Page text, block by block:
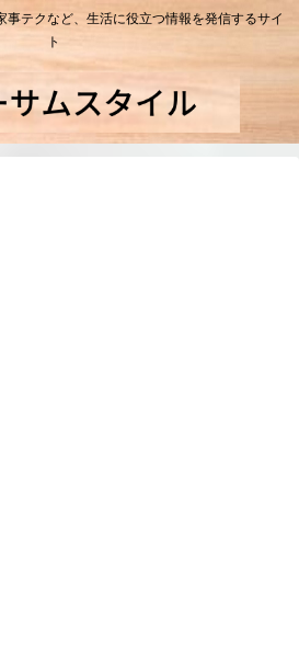
事テクなど、生活に役立つ情報を発信するサイ
ト